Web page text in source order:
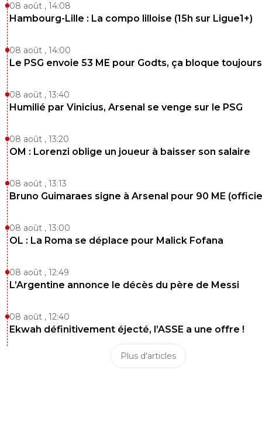
08 août , 14:08
Hambourg-Lille : La compo lilloise (15h sur Ligue1+)
08 août , 14:00
Le PSG envoie 53 ME pour Godts, ça bloque toujours
08 août , 13:40
Humilié par Vinicius, Arsenal se venge sur le PSG
08 août , 13:20
OM : Lorenzi oblige un joueur à baisser son salaire
08 août , 13:13
Bruno Guimaraes signe à Arsenal pour 90 ME
08 août , 13:00
OL : La Roma se déplace pour Malick Fofana
08 août , 12:49
L’Argentine annonce le décès du père de Messi
08 août , 12:40
Ekwah définitivement éjecté, l’ASSE a une offre !
Plus d'articles